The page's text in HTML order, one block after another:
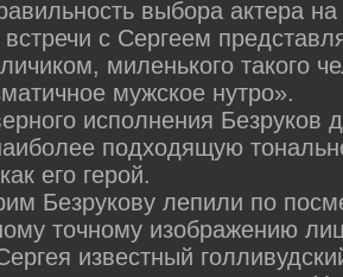
выбора актера
встречи с Сергеем
миленького такого
мужское нутро».
исполнения Безруков
подходящую
его герой.
Безрукову лепили по
точному изображению
известный